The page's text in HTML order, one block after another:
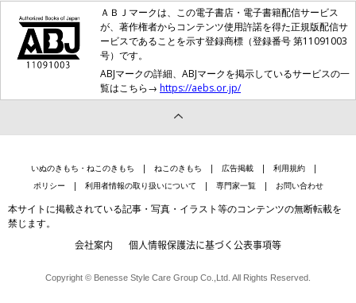
血行不良による冷え
ＡＢＪマークは、この電子書店・電子書籍配信サービス
が、著作権者からコンテンツ使用許諾を得た正規版配信サ
ービスであることを示す登録商標（登録番号 第11091003
号）です。
ABJマークの詳細、ABJマークを掲示しているサービスの一
覧はこちら→ https://aebs.or.jp/
いぬのきもち・ねこのきもち ねこのきもち 広告掲載
利用規約
ポリシー
利用者情報の取り扱いについて 専門家一覧 お問い合わせ
本サイトに掲載されている記事・写真・イラスト等のコンテンツの無断転載を
禁じます。
会社案内 個人情報保護法に基づく公表事項等
Copyright © Benesse Style Care Group Co.,Ltd. All Rights Reserved.